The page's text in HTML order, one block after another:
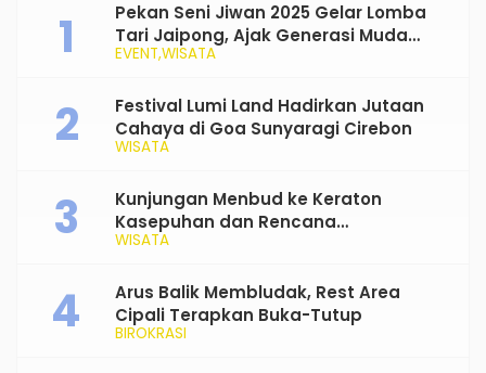
EVENT WISATA
Pekan Seni Jiwan 2025 Gelar Lomba
Tari Jaipong, Ajak Generasi Muda
Rayakan dan Lestarikan Budaya
WISATA
Festival Lumi Land Hadirkan Jutaan
Cahaya di Goa Sunyaragi Cirebon
WISATA
Kunjungan Menbud ke Keraton
Kasepuhan dan Rencana
Transformasi Gedung Kesenian Nyi
BIROKRASI
Arus Balik Membludak, Rest Area
Cipali Terapkan Buka-Tutup